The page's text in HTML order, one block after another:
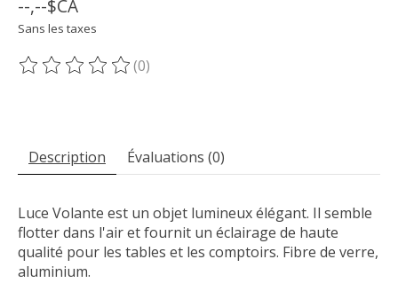
--,--$CA
Sans les taxes
Ce produit est évalué à
(0)
Description Évaluations (0)
Luce Volante est un objet lumineux élégant. Il semble
flotter dans l'air et fournit un éclairage de haute
qualité pour les tables et les comptoirs. Fibre de verre,
aluminium.